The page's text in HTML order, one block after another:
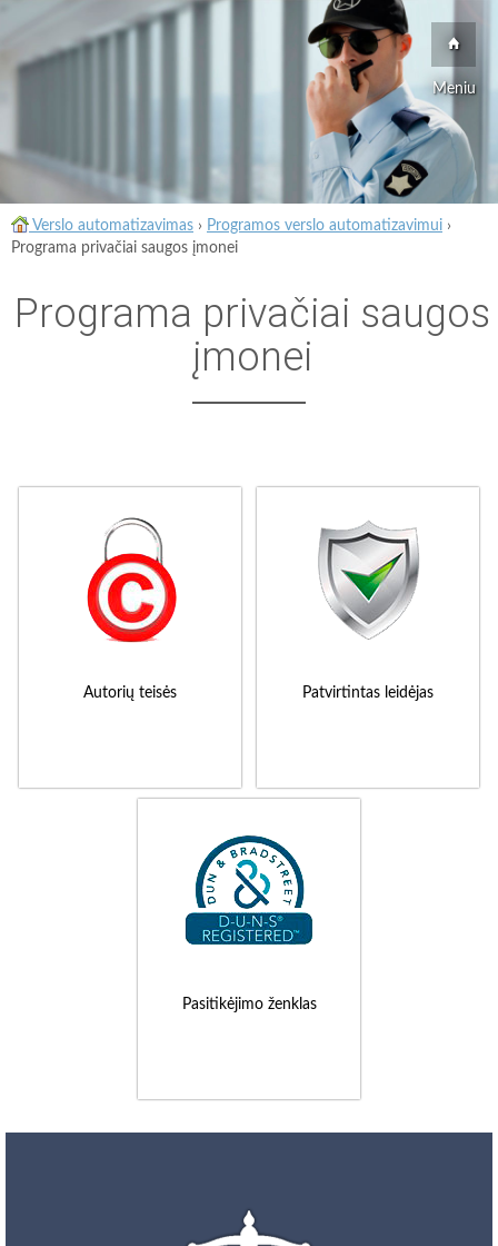
Meniu
Verslo automatizavimas › Programos verslo automatizavimui ›
Programa privačiai saugos įmonei
Programa privačiai saugos
įmonei
Autorių teisės Patvirtintas leidėjas
Pasitikėjimo ženklas